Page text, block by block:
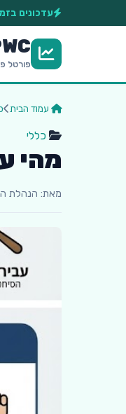
עדכונים
פורטל
עמוד הבית
כללי
מהי
מאת: הנהלת